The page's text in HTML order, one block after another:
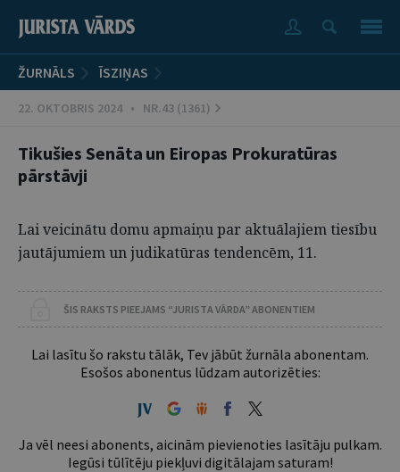
ŽURNĀLS ĪSZIŅAS
22. OKTOBRIS 2024 • NR.43 (1361)
Tikušies Senāta un Eiropas Prokuratūras
pārstāvji
Lai veicinātu domu apmaiņu par aktuālajiem tiesību
jautājumiem un judikatūras tendencēm, 11.
ŠIS RAKSTS PIEEJAMS “JURISTA VĀRDA” ABONENTIEM
Lai lasītu šo rakstu tālāk, Tev jābūt žurnāla abonentam.
Esošos abonentus lūdzam autorizēties:
Ja vēl neesi abonents, aicinām pievienoties lasītāju pulkam.
Iegūsi tūlītēju piekļuvi digitālajam saturam!